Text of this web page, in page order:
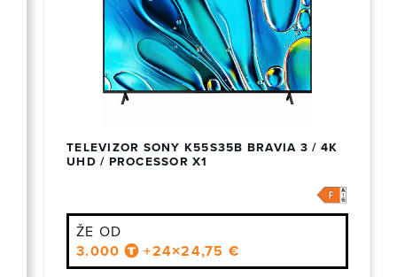
TELEVIZOR SONY K55S35B BRAVIA 3 / 4K
UHD / PROCESSOR X1
ŽE OD
3.000
+24×24,75 €